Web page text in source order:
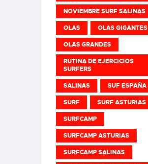
NOVIEMBRE SURF SALINAS
OLAS OLAS GIGANTES
OLAS GRANDES
RUTINA DE EJERCICIOS
SURFERS
SALINAS SUF ESPAÑA
SURF SURF ASTURIAS
SURFCAMP
SURFCAMP ASTURIAS
SURFCAMP SALINAS